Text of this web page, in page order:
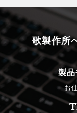
歌製作所
製品
お